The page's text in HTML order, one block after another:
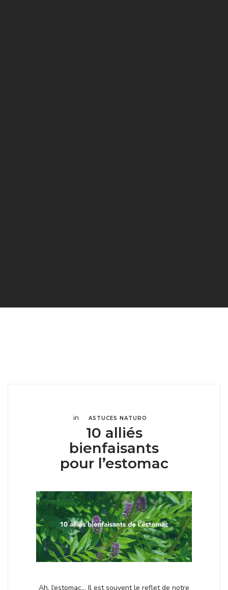
in ASTUCES NATURO
10 alliés
bienfaisants
pour l’estomac
Ah, l’estomac… Il est souvent le reflet de notre